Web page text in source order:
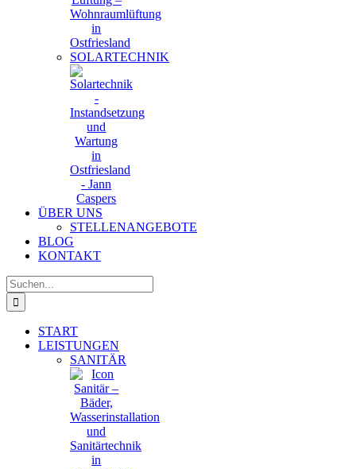
SOLARTECHNIK
ÜBER UNS
STELLENANGEBOTE
BLOG
KONTAKT
Suche
nach:
START
LEISTUNGEN
SANITÄR